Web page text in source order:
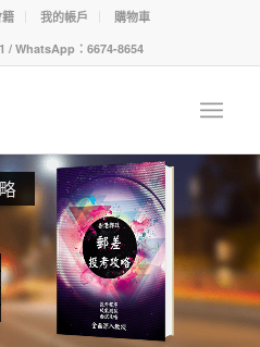
我的帳戶
購物車
/ WhatsApp：6674-8654